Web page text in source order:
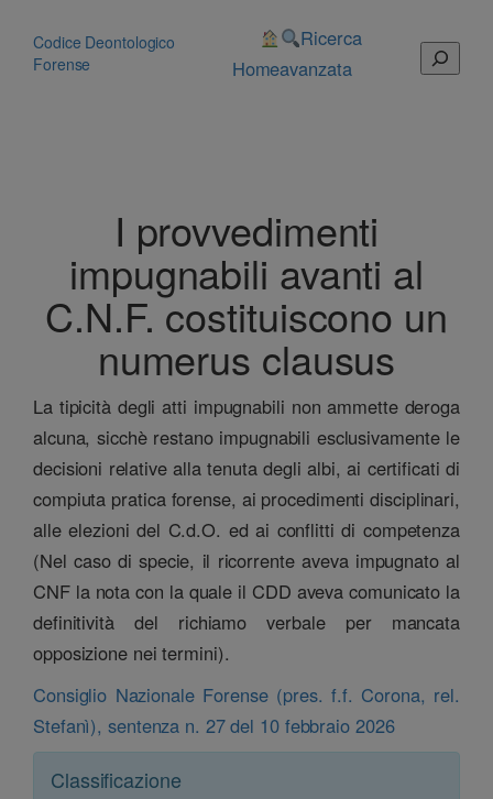
contenuto
Codice Deontologico
Forense
Home
Ricerca
avanzata
Cerca
I provvedimenti
impugnabili avanti al
C.N.F. costituiscono un
numerus clausus
La tipicità degli atti impugnabili non ammette deroga
alcuna, sicchè restano impugnabili esclusivamente le
decisioni relative alla tenuta degli albi, ai certificati di
compiuta pratica forense, ai procedimenti disciplinari,
alle elezioni del C.d.O. ed ai conflitti di competenza
(Nel caso di specie, il ricorrente aveva impugnato al
CNF la nota con la quale il CDD aveva comunicato la
definitività del richiamo verbale per mancata
opposizione nei termini).
Consiglio Nazionale Forense (pres. f.f. Corona, rel.
Stefanì), sentenza n. 27 del 10 febbraio 2026
Classificazione